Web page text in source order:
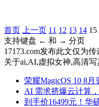
首页
上一页 11 12 13 14 15
支持键盘 ← 和 → 分页
17173.com发布此文仅为
关于ai,AI,虚拟女神,高清
荣耀MagicOS 10 8
AI 需求挤爆云计算
到手价16499元！华